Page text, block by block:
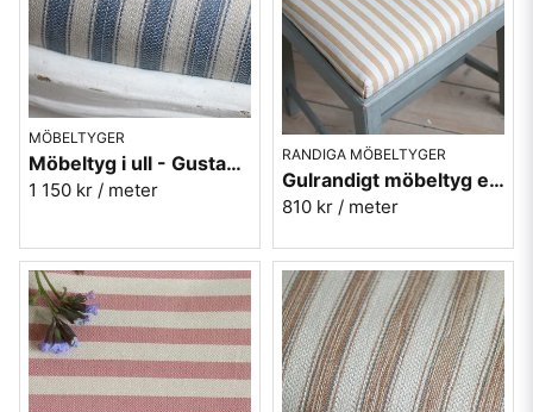
MÖBELTYGER
Möbeltyg i ull - Gustav nr.51 blå
1 150 kr / meter
RANDIGA MÖBELTYGER
Gulrandigt möbeltyg eko-bomull - Lovisa rand nr.103
810 kr / meter